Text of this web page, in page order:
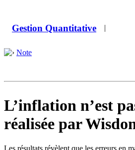
Gestion Quantitative |
Note
L’inflation n’est
réalisée par
Les résultats révèlent que les erreurs en